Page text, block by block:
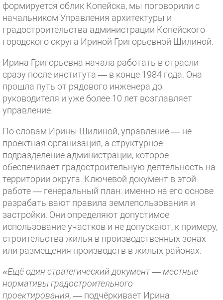
формируется облик Копейска, мы поговорили с
начальником Управления архитектуры и
градостроительства администрации Копейского
городского округа Ириной Григорьевной Шилиной.
Ирина Григорьевна начала работать в отрасли
сразу после института — в конце 1984 года. Она
прошла путь от рядового инженера до
руководителя и уже более 10 лет возглавляет
управление.
По словам Ирины Шилиной, управление — не
проектная организация, а структурное
подразделение администрации, которое
обеспечивает градостроительную деятельность на
территории округа. Ключевой документ в этой
работе — генеральный план: именно на его основе
разрабатывают правила землепользования и
застройки. Они определяют допустимое
использование участков и не допускают, к примеру,
строительства жилья в производственных зонах
или размещения производств в жилых районах.
«Ещё один стратегический документ — местные
нормативы градостроительного
проектирования, — подчёркивает Ирина